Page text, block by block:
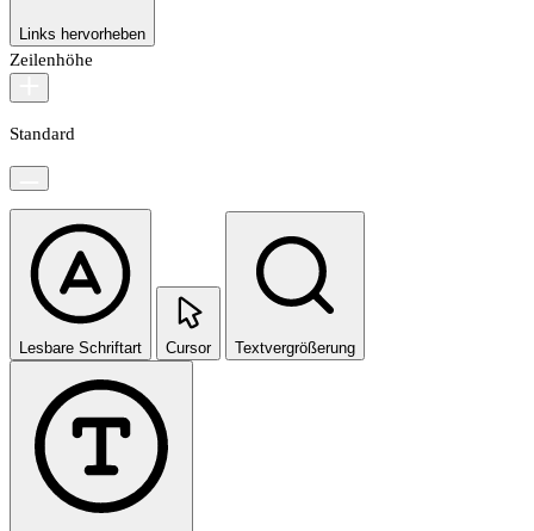
Links hervorheben
Zeilenhöhe
Standard
Lesbare Schriftart Cursor Textvergrößerung